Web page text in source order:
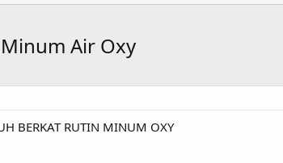
Air Oxy
BERKAT RUTIN MINUM OXY